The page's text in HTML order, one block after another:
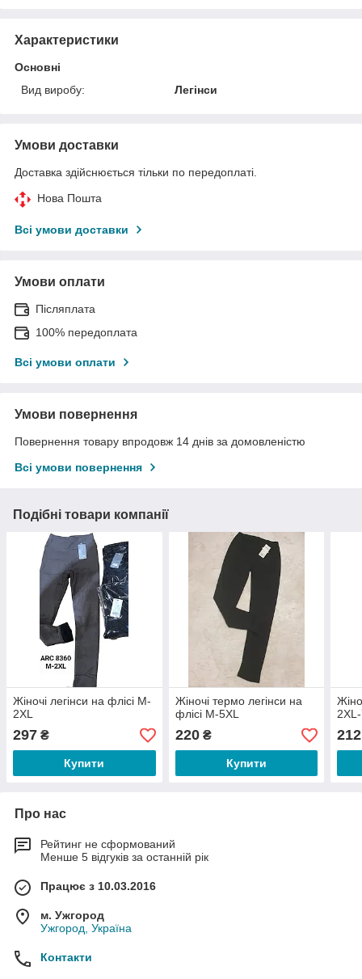
Характеристики
Основні
Вид виробу:
Легінси
Умови доставки
Доставка здійснюється тільки по передоплаті.
Нова Пошта
Всі умови доставки
Умови оплати
Післяплата
100% передоплата
Всі умови оплати
Умови повернення
Повернення товару впродовж 14 днів за домовленістю
Всі умови повернення
Подібні товари компанії
Жіночі легінси на флісі M-
2XL
297 ₴
Купити
Жіночі термо легінси на
флісі M-5XL
220₴
Купити
212
Про нас
Рейтинг не сформований
Менше 5 відгуків за останній рік
Працює з 10.03.2016
м. Ужгород
Ужгород, Україна
Контакти